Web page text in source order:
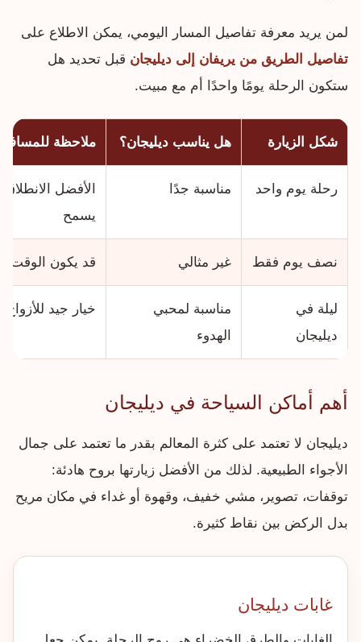
لمن يريد معرفة تفاصيل المسار اليومي، يمكن الاطلاع على
تفاصيل الطريق من يريفان إلى ديليجان قبل تحديد هل
ستكون الرحلة يومًا واحدًا أم مع مبيت.
شكل الزيارة هل يناسب ديليجان؟ ملاحظة للمسافر
رحلة يوم واحد مناسبة جدًا
الأفضل
يسمح
نصف يوم فقط غير مثالي قد يكون الوقت
ليلة في
ديليجان
مناسبة لمحبي
الهدوء
خيار جيد
أهم أماكن السياحة في ديليجان
ديليجان لا تعتمد على كثرة المعالم بقدر ما تعتمد على جمال
الأجواء الطبيعية. لذلك من الأفضل زيارتها بروح هادئة:
توقفات، تصوير، مشي خفيف، وقهوة أو غداء في مكان مريح
بدل الركض بين نقاط كثيرة.
غابات ديليجان